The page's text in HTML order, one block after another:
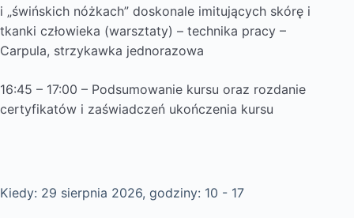
i „świńskich nóżkach” doskonale imitujących skórę i
tkanki człowieka (warsztaty) – technika pracy –
Carpula, strzykawka jednorazowa
16:45 – 17:00 – Podsumowanie kursu oraz rozdanie
certyfikatów i zaświadczeń ukończenia kursu
Kiedy: 29 sierpnia 2026, godziny: 10 - 17